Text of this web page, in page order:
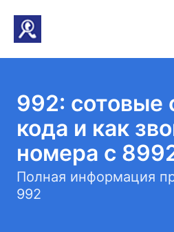
992: сотовые
кода и как
номера с
Полная информация
992